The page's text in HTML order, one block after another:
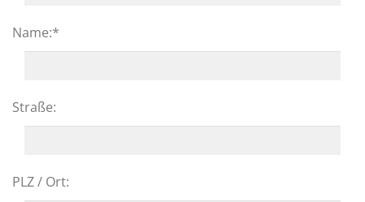
Name:*
Straße:
PLZ / Ort: